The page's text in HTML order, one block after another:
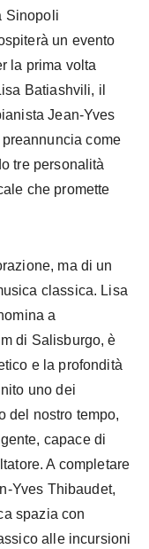
Sinopoli
un evento
la prima volta
Batiashvili, il
Jean-Yves
come
tre personalità
che promette
ma di un
classica. Lisa
a
di Salisburgo, è
e la profondità
uno dei
del nostro tempo,
capace di
A completare
Yves Thibaudet,
spazia con
alle incursioni